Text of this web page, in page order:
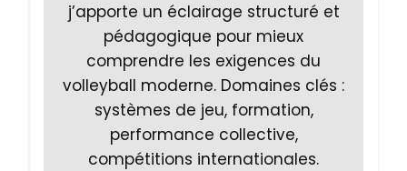
j’apporte un éclairage structuré et
pédagogique pour mieux
comprendre les exigences du
volleyball moderne. Domaines clés :
systèmes de jeu, formation,
performance collective,
compétitions internationales.